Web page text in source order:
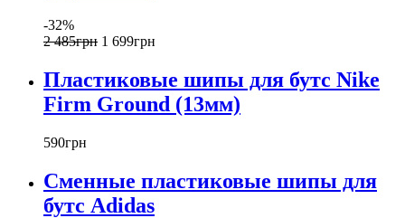
-32%
2 485грн 1 699грн
Пластиковые шипы для бутс Nike
Firm Ground (13мм)
590грн
Сменные пластиковые шипы для
бутс Adidas